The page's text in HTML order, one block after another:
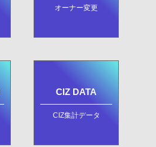
オーナー変更
CIZ DATA
CIZ集計データ